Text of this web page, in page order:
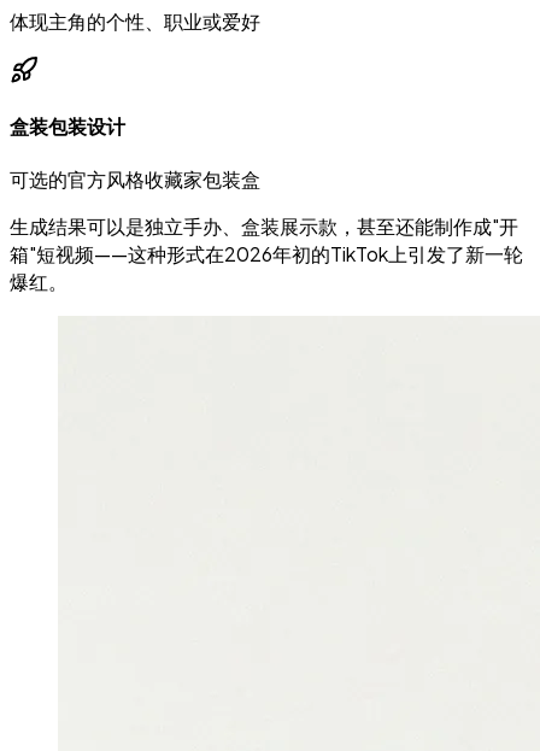
体现主角的个性、职业或爱好
盒装包装设计
可选的官方风格收藏家包装盒
生成结果可以是独立手办、盒装展示款，甚至还能制作成"开
箱"短视频——这种形式在2026年初的TikTok上引发了新一轮
爆红。